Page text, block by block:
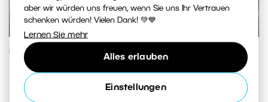
aber wir würden uns freuen, wenn Sie uns Ihr Vertrauen
schenken würden! Vielen Dank! 💚💙
Lernen Sie mehr
Alles erlauben
Einstellungen
FOTOSCHULE
Blaue Stunde: So machen Sie das
Beste aus ihr